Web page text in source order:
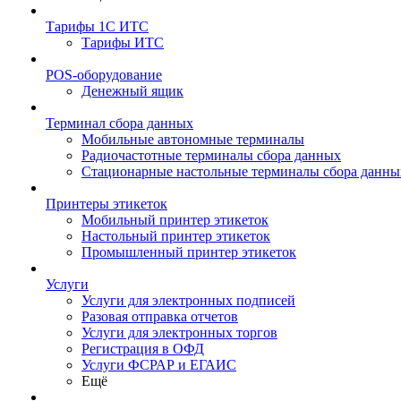
Тарифы 1С ИТС
Тарифы ИТС
POS-оборудование
Денежный ящик
Терминал сбора данных
Мобильные автономные терминалы
Радиочастотные терминалы сбора данных
Стационарные настольные терминалы сбора
Принтеры этикеток
Мобильный принтер этикеток
Настольный принтер этикеток
Промышленный принтер этикеток
Услуги
Услуги для электронных подписей
Разовая отправка отчетов
Услуги для электронных торгов
Регистрация в ОФД
Услуги ФСРАР и ЕГАИС
Ещё